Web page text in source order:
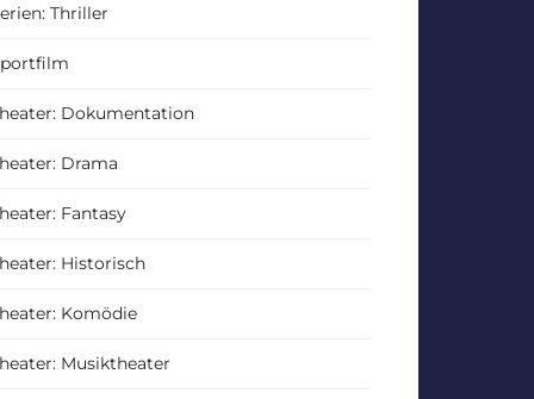
Thriller
Dokumentation
Drama
Fantasy
Historisch
Komödie
Musiktheater